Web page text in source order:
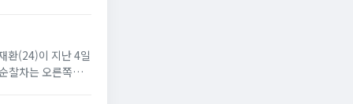
환(24)이 지난 4일
찰차는 오른쪽으